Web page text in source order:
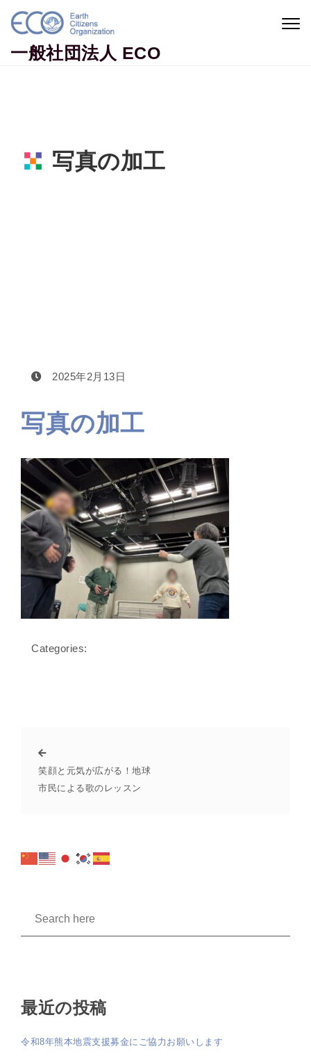
Skip to content
一般社団法人 ECO
写真の加工
2025年2月13日
写真の加工
Categories:
笑顔と元気が広がる！地球
市民による歌のレッスン
最近の投稿
令和8年熊本地震支援募金にご協力お願いします